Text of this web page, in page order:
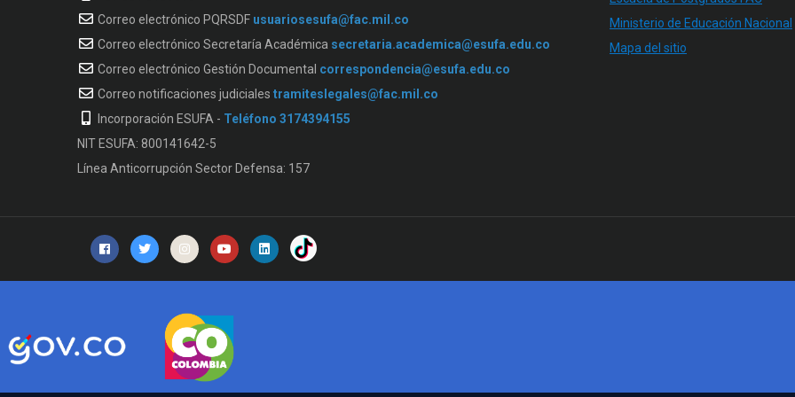
Correo electrónico PQRSDF usuariosesufa@fac.mil.co
Correo electrónico Secretaría Académica secretaria.academica@esufa.edu.co
Correo electrónico Gestión Documental correspondencia@esufa.edu.co
Correo notificaciones judiciales tramiteslegales@fac.mil.co
Incorporación ESUFA - Teléfono 3174394155
NIT ESUFA: 800141642-5
Línea Anticorrupción Sector Defensa: 157
Ministerio de Educación Nacional
Mapa del sitio